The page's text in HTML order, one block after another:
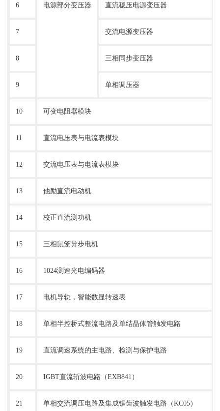
电源部分变压器
6 直流稳压电源变压器
7 交流电源变压器
8 三相同步变压器
9 单相调压器
10 可变电阻器模块
11 直流电压表与电流表模块
12 交流电压表与电流表模块
13 他励直流电动机
14 校正直流测功机
15 三相鼠笼异步电机
16 1024测速光电编码器
17 电机导轨，智能数显转速表
18 单相半控桥式整流电路及单结晶体管触发电路
19 直流调速系统的主电路、检测与保护电路
20 IGBT直流斩波电路（EXB841）
21 单相交流调压电路及集成锯齿波触发电路（KC05）